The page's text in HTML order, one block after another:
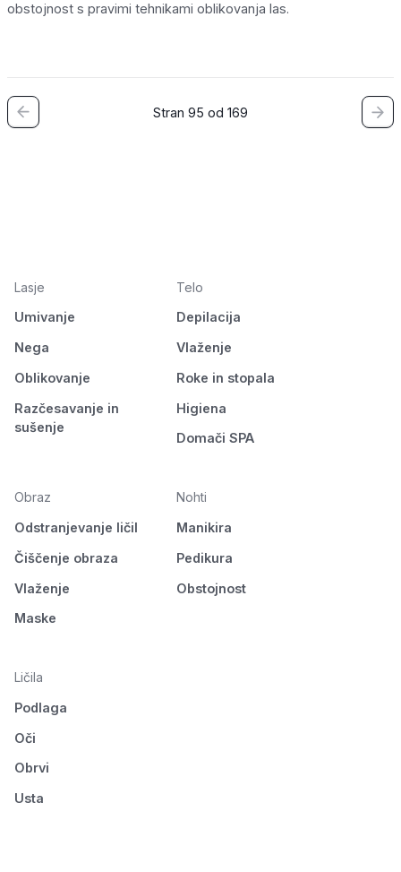
obstojnost s pravimi tehnikami oblikovanja las.
Stran 95 od 169
Lasje
Umivanje
Nega
Oblikovanje
Razčesavanje in
sušenje
Telo
Depilacija
Vlaženje
Roke in stopala
Higiena
Domači SPA
Obraz
Odstranjevanje ličil
Čiščenje obraza
Vlaženje
Maske
Nohti
Manikira
Pedikura
Obstojnost
Ličila
Podlaga
Oči
Obrvi
Usta